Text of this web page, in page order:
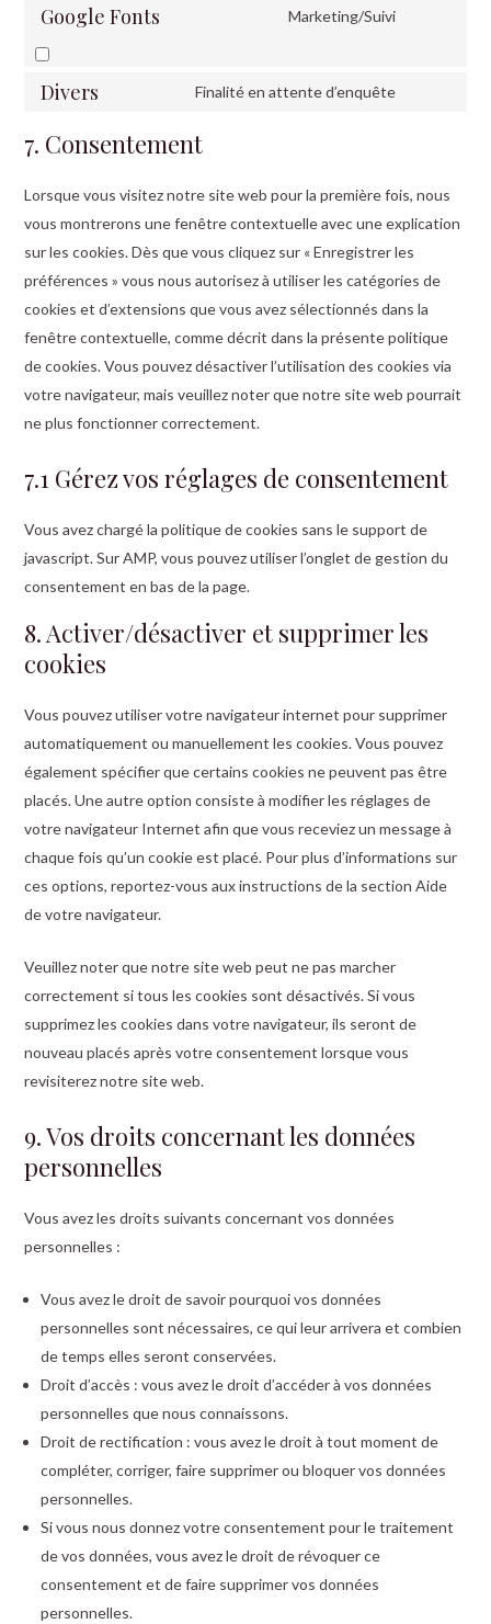
Google Fonts Marketing/Suivi
Divers Finalité en attente d’enquête
7. Consentement
Lorsque vous visitez notre site web pour la première fois, nous
vous montrerons une fenêtre contextuelle avec une explication
sur les cookies. Dès que vous cliquez sur « Enregistrer les
préférences » vous nous autorisez à utiliser les catégories de
cookies et d’extensions que vous avez sélectionnés dans la
fenêtre contextuelle, comme décrit dans la présente politique
de cookies. Vous pouvez désactiver l’utilisation des cookies via
votre navigateur, mais veuillez noter que notre site web pourrait
ne plus fonctionner correctement.
7.1 Gérez vos réglages de consentement
Vous avez chargé la politique de cookies sans le support de
javascript. Sur AMP, vous pouvez utiliser l’onglet de gestion du
consentement en bas de la page.
8. Activer/désactiver et supprimer les
cookies
Vous pouvez utiliser votre navigateur internet pour supprimer
automatiquement ou manuellement les cookies. Vous pouvez
également spécifier que certains cookies ne peuvent pas être
placés. Une autre option consiste à modifier les réglages de
votre navigateur Internet afin que vous receviez un message à
chaque fois qu’un cookie est placé. Pour plus d’informations sur
ces options, reportez-vous aux instructions de la section Aide
de votre navigateur.
Veuillez noter que notre site web peut ne pas marcher
correctement si tous les cookies sont désactivés. Si vous
supprimez les cookies dans votre navigateur, ils seront de
nouveau placés après votre consentement lorsque vous
revisiterez notre site web.
9. Vos droits concernant les données
personnelles
Vous avez les droits suivants concernant vos données
personnelles :
Vous avez le droit de savoir pourquoi vos données
personnelles sont nécessaires, ce qui leur arrivera et combien
de temps elles seront conservées.
Droit d’accès : vous avez le droit d’accéder à vos données
personnelles que nous connaissons.
Droit de rectification : vous avez le droit à tout moment de
compléter, corriger, faire supprimer ou bloquer vos données
personnelles.
Si vous nous donnez votre consentement pour le traitement
de vos données, vous avez le droit de révoquer ce
consentement et de faire supprimer vos données
personnelles.